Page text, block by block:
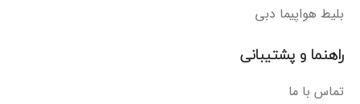
بلیط هواپیما دبی
راهنما و پشتیبانی
تماس با ما